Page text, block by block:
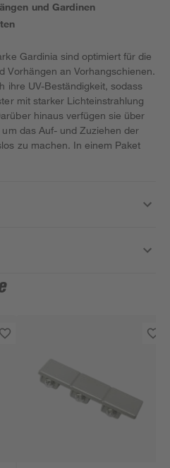
und Gardinen
Gardinia sind optimiert für die
Vorhängen an Vorhangschienen.
ihre UV-Beständigkeit, sodass
mit starker Lichteinstrahlung
hinaus verfügen sie über
das Auf- und Zuziehen der
zu machen. In einem Paket